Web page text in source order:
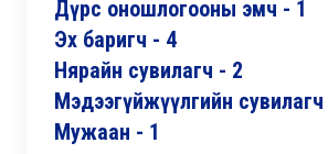
Дүрс оношлогооны эмч - 1
Эх баригч - 4
Нярайн сувилагч - 2
Мэдээгүйжүүлгийн сувилагч
Мужаан - 1